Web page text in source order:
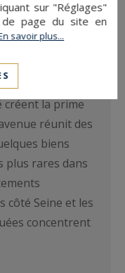
de
fleuve, l’étage
créent la prime
réunit des
biens
plus rares dans
côté Seine et les
concentrent
sur "Réglages"
page du site en
savoir plus...